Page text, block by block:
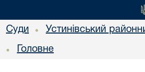
Суди • Устинівський
• Головне